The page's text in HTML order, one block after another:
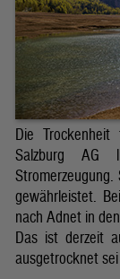
Die
Salzburg AG
gewährleistet.
nach Adnet in
Das ist derzeit
ausgetrocknet